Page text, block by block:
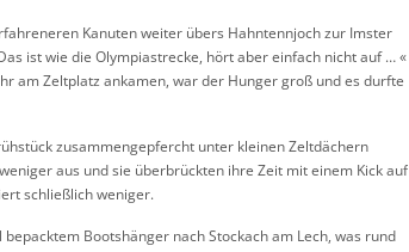
Kanuten weiter übers Hahntennjoch zur Imster
ist wie die Olympiastrecke, hört aber einfach nicht auf … «
am Zeltplatz ankamen, war der Hunger groß und es durfte
zusammengepfercht unter kleinen Zeltdächern
aus und sie überbrückten ihre Zeit mit einem Kick auf
schließlich weniger.
Bootshänger nach Stockach am Lech, was rund